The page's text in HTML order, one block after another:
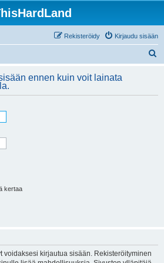
Kirjaudu sisään
Rekisteröidy
i
ennen kuin voit lainata
kertaa
voidaksesi kirjautua sisään. Rekisteröityminen